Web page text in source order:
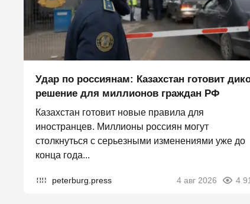
Удар по россиянам: Казахстан готовит
решение для миллионов граждан РФ
Казахстан готовит новые правила для
иностранцев. Миллионы россиян могут
столкнуться с серьезными изменениями уже до
конца года...
peterburg.press 4 авг 2026 4